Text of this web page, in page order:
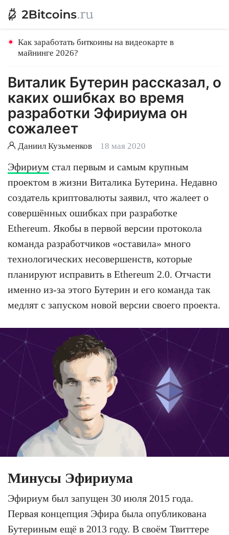
Как заработать биткоины на видеокарте в
майнинге 2026?
Виталик Бутерин рассказал, о
каких ошибках во время
разработки Эфириума он
сожалеет
Даниил Кузьменков 18 мая 2020
Эфириум стал первым и самым крупным
проектом в жизни Виталика Бутерина. Недавно
создатель криптовалюты заявил, что жалеет о
совершённых ошибках при разработке
Ethereum. Якобы в первой версии протокола
команда разработчиков «оставила» много
технологических несовершенств, которые
планируют исправить в Ethereum 2.0. Отчасти
именно из-за этого Бутерин и его команда так
медлят с запуском новой версии своего проекта.
Минусы Эфириума
Эфириум был запущен 30 июля 2015 года.
Первая концепция Эфира была опубликована
Бутериным ещё в 2013 году. В своём Твиттере